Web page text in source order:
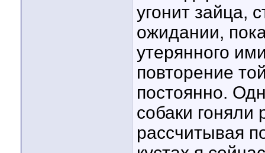
угонит зайца,
ожидании,
утерянного
повторение
постоянно.
собаки гоняли
рассчитывая